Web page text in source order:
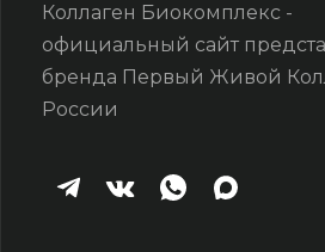
Коллаген Биокомплекс -
официальный сайт
бренда Первый Живой
России